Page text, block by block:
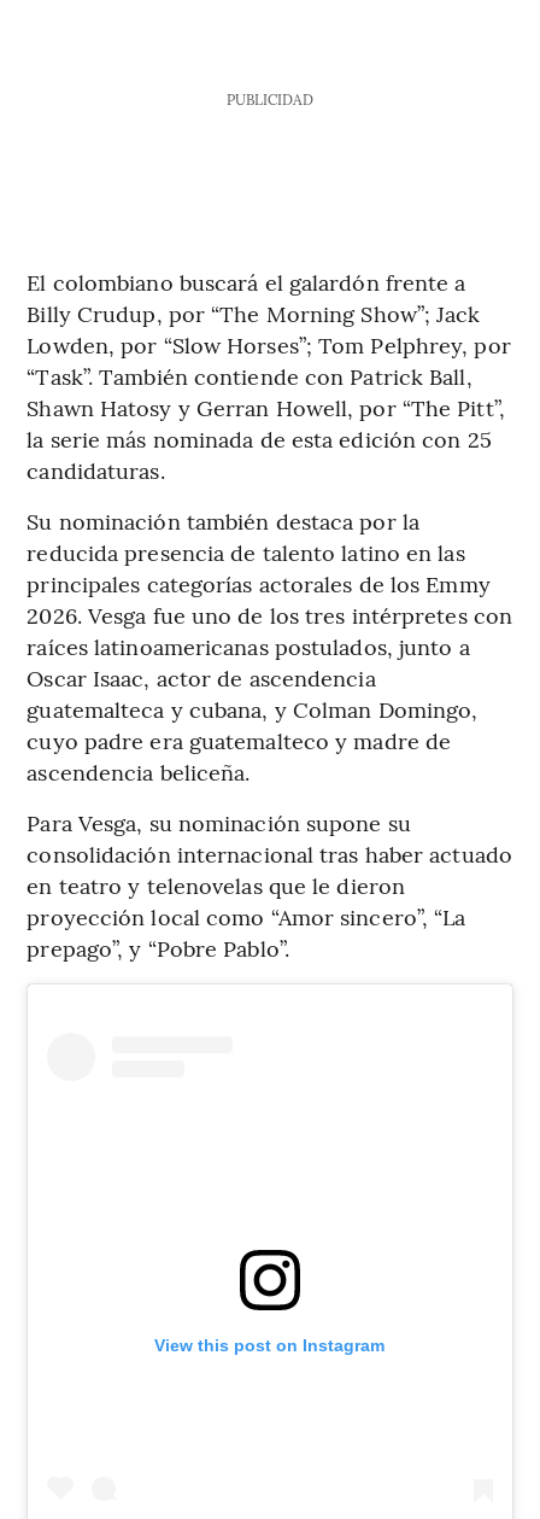
PUBLICIDAD
El colombiano buscará el galardón frente a
Billy Crudup, por “The Morning Show”; Jack
Lowden, por “Slow Horses”; Tom Pelphrey, por
“Task”. También contiende con Patrick Ball,
Shawn Hatosy y Gerran Howell, por “The Pitt”,
la serie más nominada de esta edición con 25
candidaturas.
Su nominación también destaca por la
reducida presencia de talento latino en las
principales categorías actorales de los Emmy
2026. Vesga fue uno de los tres intérpretes con
raíces latinoamericanas postulados, junto a
Oscar Isaac, actor de ascendencia
guatemalteca y cubana, y Colman Domingo,
cuyo padre era guatemalteco y madre de
ascendencia beliceña.
Para Vesga, su nominación supone su
consolidación internacional tras haber actuado
en teatro y telenovelas que le dieron
proyección local como “Amor sincero”, “La
prepago”, y “Pobre Pablo”.
View this post on Instagram